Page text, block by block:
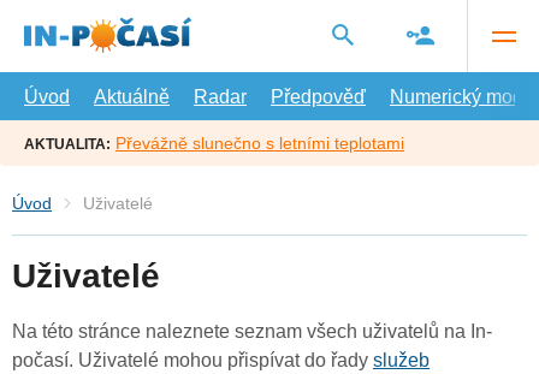
hlavní
Úvod
Aktuálně Radar Předpověď Numerický model
AKTUALITA: Převážně slunečno s letními teplotami
Úvod Uživatelé
Uživatelé
Na této stránce naleznete seznam všech uživatelů na In-
počasí. Uživatelé mohou přispívat do řady služeb